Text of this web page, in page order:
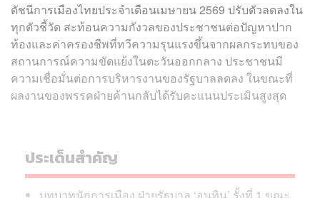
ดัชนีการเมืองไทยประจำเดือนเมษายน 2569 ปรับตัวลดลงใน
ทุกตัวชี้วัด สะท้อนความกังวลของประชาชนต่อปัญหาปาก
ท้องและค่าครองชีพที่ทวีความรุนแรงขึ้นจากผลกระทบของ
สถานการณ์ความขัดแย้งในตะวันออกกลาง ประชาชนมี
ความเชื่อมั่นต่อการบริหารงานของรัฐบาลลดลง ในขณะที่
ผลงานของพรรคฝ่ายค้านกลับได้รับคะแนนประเมินสูงสุด
ประเด็นสำคัญ
บทบาทนักการเมือง ฝ่ายรัฐบาล ‘อนุทิน’ รั้งที่ 1 ขณะ